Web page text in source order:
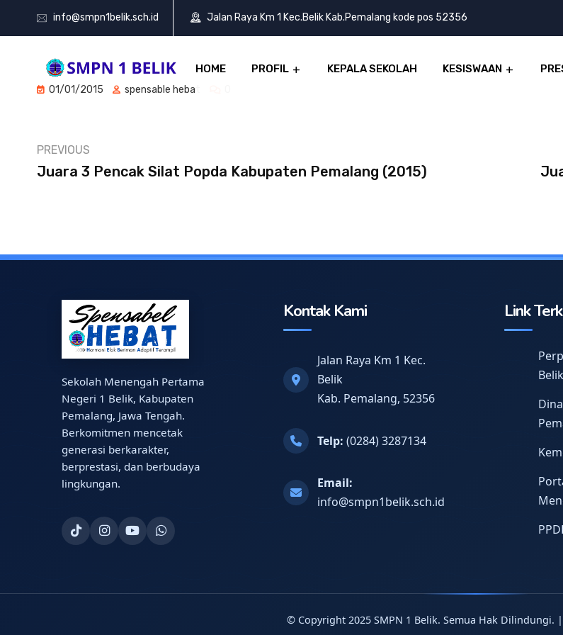
info@smpn1belik.sch.id Jalan Raya Km 1 Kec.Belik Kab.Pemalang kode pos 52356
HOME PROFIL KEPALA SEKOLAH KESISWAAN
01/01/2015 spensable hebat
PREVIOUS
Juara 3 Pencak Silat Popda Kabupaten Pemalang (2015)
Sekolah Menengah Pertama
Negeri 1 Belik, Kabupaten
Pemalang, Jawa Tengah.
Berkomitmen mencetak
generasi berkarakter,
berprestasi, dan berbudaya
lingkungan.
Kontak Kami
Jalan Raya Km 1 Kec.
Belik
Kab. Pemalang, 52356
Telp: (0284) 3287134
Email:
info@smpn1belik.sch.id
Link
Belik
© Copyright 2025 SMPN 1 Belik. Semua Hak Dilindungi.